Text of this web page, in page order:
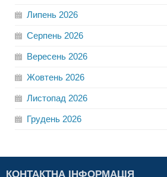
Липень 2026
Серпень 2026
Вересень 2026
Жовтень 2026
Листопад 2026
Грудень 2026
КОНТАКТНА ІНФОРМАЦІЯ